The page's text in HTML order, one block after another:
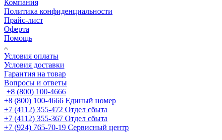
Компания
Политика конфиденциальности
Прайс-лист
Оферта
Помощь
Условия оплаты
Условия доставки
Гарантия на товар
Вопросы и ответы
+8 (800) 100-4666
+8 (800) 100-4666 Единый номер
+7 (4112) 355-472 Отдел сбыта
+7 (4112) 355-367 Отдел сбыта
+7 (924) 765-70-19 Сервисный центр